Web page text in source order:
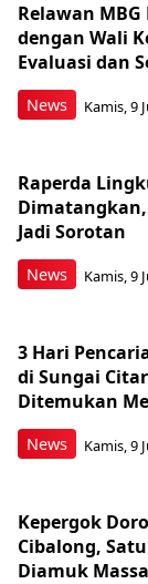
News
Relawan
dengan Wali
Evaluasi dan
Kamis, 9
News
Raperda
Jadi Sorotan
Kamis, 9
News
3 Hari
di Sungai
Ditemukan
Kamis, 9
Kepergok
Cibalong,
Diamuk Massa